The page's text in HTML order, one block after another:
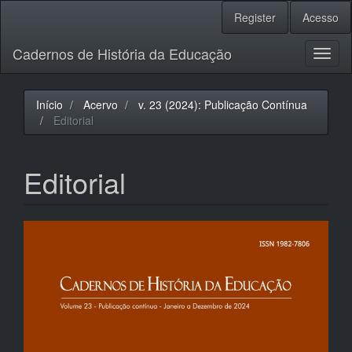
principal
Barra
Lateral
Register Acesso
Cadernos de História da Educação
Início Acervo
v. 23 (2024): Publicação Contínua
Editorial
Editorial
artigos